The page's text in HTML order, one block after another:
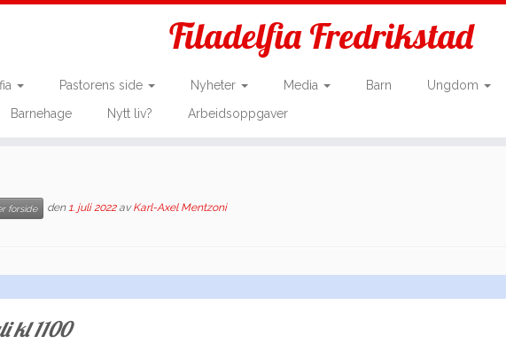
Filadelfia Fredrikstad
Pastorens side Nyheter Media Barn Ungdom
Barnehage Nytt liv? Arbeidsoppgaver
forside den 1. juli 2022 avKarl-Axel Mentzoni
kl 1100